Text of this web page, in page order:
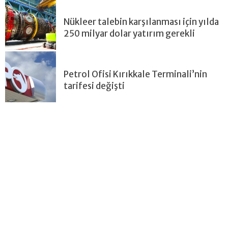
Nükleer talebin karşılanması için yılda
250 milyar dolar yatırım gerekli
Petrol Ofisi Kırıkkale Terminali’nin
tarifesi değişti